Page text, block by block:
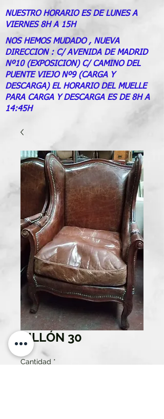
NUESTRO HORARIO ES DE LUNES A
VIERNES 8H A 15H
NOS HEMOS MUDADO , NUEVA
DIRECCION : C/ AVENIDA DE MADRID
Nº10 (EXPOSICION) C/ CAMINO DEL
PUENTE VIEJO Nº9 (CARGA Y
DESCARGA) EL HORARIO DEL MUELLE
PARA CARGA Y DESCARGA ES DE 8H A
14:45H
SILLÓN 30
Cantidad *